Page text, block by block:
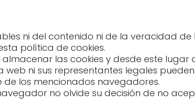
ni del contenido ni de la veracidad
política de cookies.
las cookies y desde este lugar
ni sus representantes legales
los mencionados navegadores.
no olvide su decisión de no